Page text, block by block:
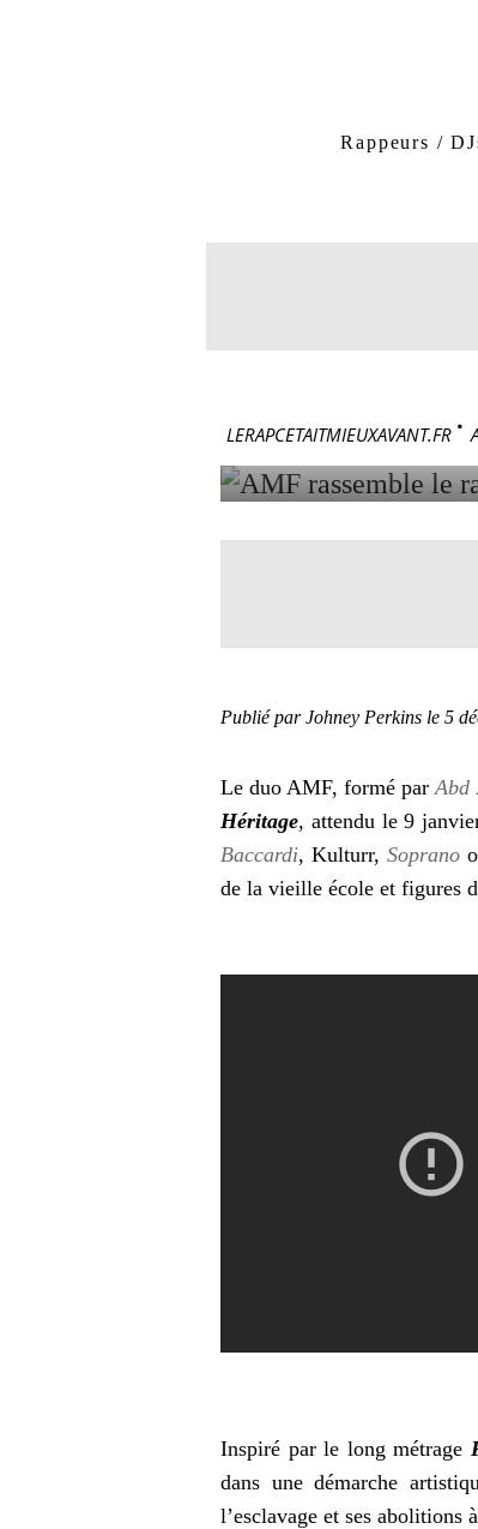
Rappeurs /
LERAPCETAITMIEUXAVANT.FR >
SINE QUA NON
5
AMF
Publié par Johney Perkins le 5
Le duo AMF, formé parAbd
Héritage, attendu le 9
Baccardi, Kulturr, Soprano
de la vieille école et figures
Inspiré par le long métrage
dans une démarche
l’esclavage et ses abolitions